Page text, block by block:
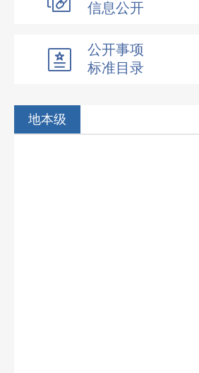
信息公开
公开事项
标准目录
地本级